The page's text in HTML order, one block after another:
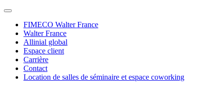
FIMECO Walter France
Walter France
Allinial global
Espace client
Carrière
Contact
Location de salles de séminaire et espace coworking